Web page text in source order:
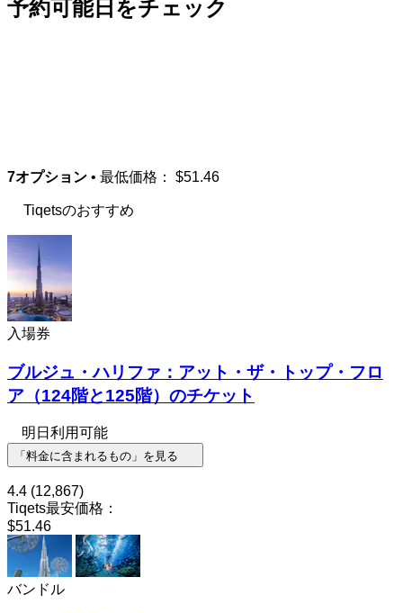
予約可能日をチェック
7オプション • 最低価格： $51.46
Tiqetsのおすすめ
入場券
ブルジュ・ハリファ：アット・ザ・トップ・フロ
ア（124階と125階）のチケット
明日利用可能
「料金に含まれるもの」を見る
4.4 (12,867)
Tiqets最安価格：
$51.46
バンドル